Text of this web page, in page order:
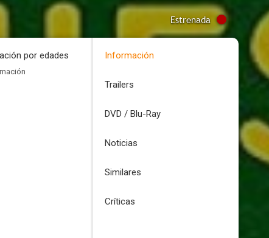
Estrenada
por edades Información
Trailers
DVD / Blu-Ray
Noticias
Similares
Críticas